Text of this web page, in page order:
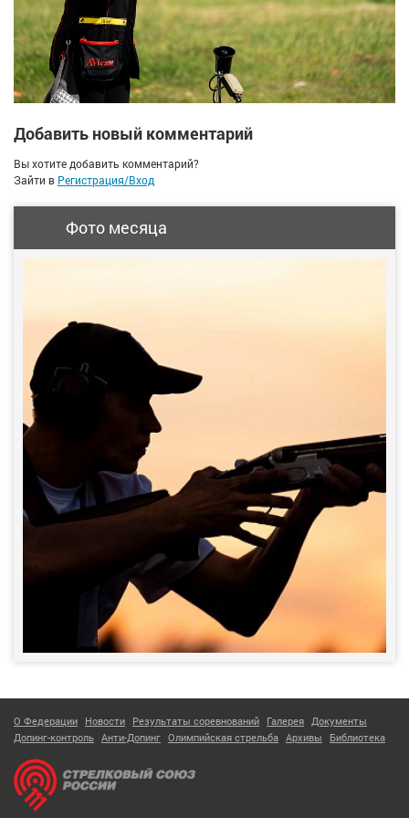
Добавить новый комментарий
Вы хотите добавить комментарий?
Зайти в Регистрация/Вход
Фото месяца
О Федерации Новости Результаты соревнований Галерея Документы
Допинг-контроль Анти-Допинг Олимпийская стрельба Архивы Библиотека